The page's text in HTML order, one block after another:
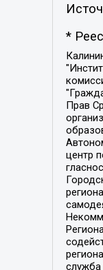
*
Калининградская региональная общественная организация "Экозащита!-Женсовет", Фонд содействия защите прав и свобод граждан "Общественный вердикт", Фонд "Институт Развития Свободы Информации", Частное учреждение "Информационное агентство МЕМО. РУ", Региональная общественная организация "Общественная комиссия по сохранению наследия академика Сахарова", Фонд поддержки свободы прессы, Санкт-Петербургская общественная